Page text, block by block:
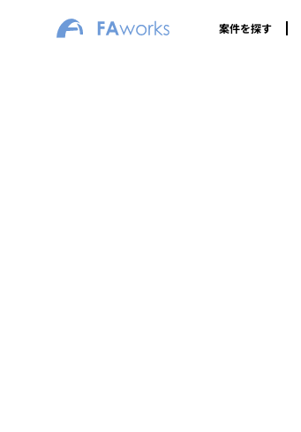
案件を探す